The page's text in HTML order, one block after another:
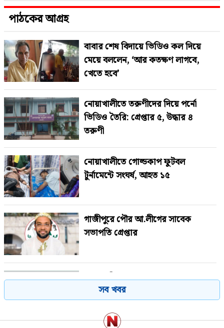
পাঠকের আগ্রহ
বাবার শেষ বিদায়ে ভিডিও কল দিয়ে
মেয়ে বললেন, ‘আর কতক্ষণ লাগবে,
খেতে হবে’
নোয়াখালীতে তরুণীদের দিয়ে পর্নো
ভিডিও তৈরি: গ্রেপ্তার ৫, উদ্ধার ৪
তরুণী
নোয়াখালীতে গোল্ডকাপ ফুটবল
টুর্নামেন্টে সংঘর্ষ, আহত ১৫
গাজীপুরে পৌর আ.লীগের সাবেক
সভাপতি গ্রেপ্তার
শেখ হাসিনাকে বাংলাদেশের হাতে তুলে
দেবে ভারত, প্রত্যাশা জামায়াতের
সব খবর